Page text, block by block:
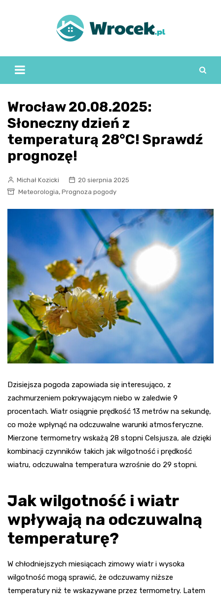
Wrocław 20.08.2025:
Słoneczny dzień z
temperaturą 28°C! Sprawdź
prognozę!
Michał Kozicki
20 sierpnia 2025
Meteorologia, Prognoza pogody
Dzisiejsza pogoda zapowiada się interesująco, z
zachmurzeniem pokrywającym niebo w zaledwie 9
procentach. Wiatr osiągnie prędkość 13 metrów na sekundę,
co może wpłynąć na odczuwalne warunki atmosferyczne.
Mierzone termometry wskażą 28 stopni Celsjusza, ale dzięki
kombinacji czynników takich jak wilgotność i prędkość
wiatru, odczuwalna temperatura wzrośnie do 29 stopni.
Jak wilgotność i wiatr
wpływają na odczuwalną
temperaturę?
W chłodniejszych miesiącach zimowy wiatr i wysoka
wilgotność mogą sprawić, że odczuwamy niższe
temperatury niż te wskazywane przez termometry. Latem